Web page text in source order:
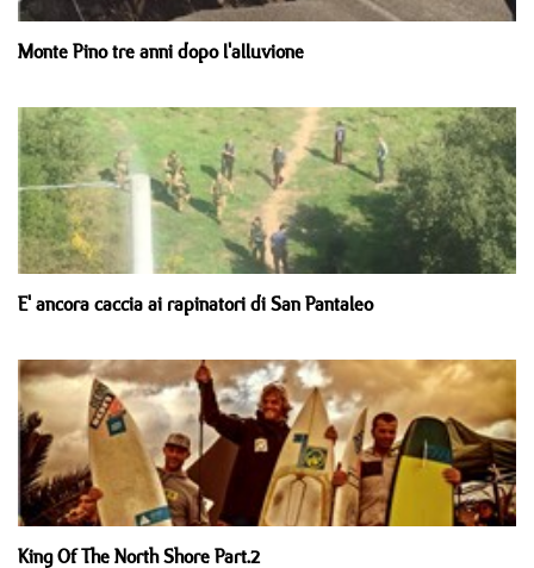
Monte Pino tre anni dopo l'alluvione
E' ancora caccia ai rapinatori di San Pantaleo
King Of The North Shore Part.2